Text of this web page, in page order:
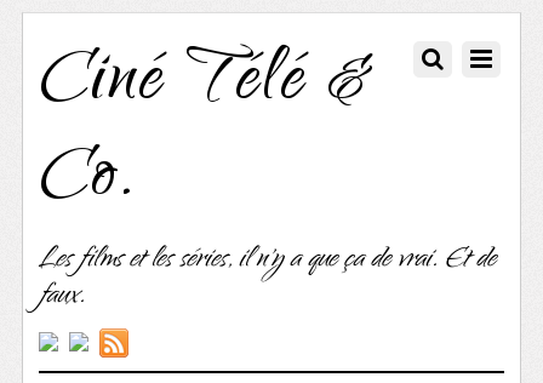
Ciné Télé &
Co.
Les films et les séries, il n'y a que ça de vrai. Et de
faux.